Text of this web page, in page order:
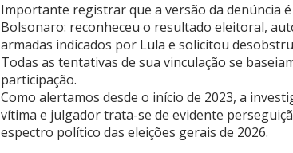
Importante registrar que a versão da denúncia
Bolsonaro: reconheceu o resultado eleitoral,
armadas indicados por Lula e solicitou
​Todas as tentativas de sua vinculação se
participação.
​Como alertamos desde o início de 2023, a
vítima e julgador trata-se de evidente
espectro político das eleições gerais de 2026.